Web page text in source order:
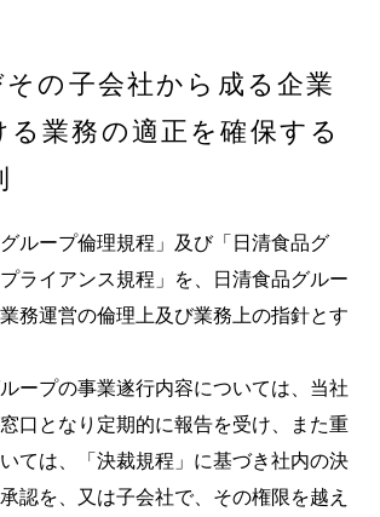
の子会社から成る企業
業務の適正を確保する
グループ倫理規程」及び「日清食品グ
ライアンス規程」を、日清食品グルー
務運営の倫理上及び業務上の指針とす
ープの事業遂行内容については、当社
口となり定期的に報告を受け、また重
ては、「決裁規程」に基づき社内の決
認を、又は子会社で、その権限を越え